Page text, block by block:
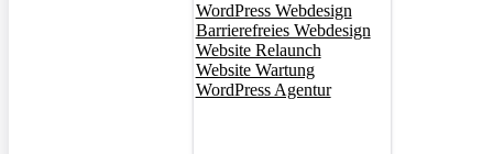
WordPress Webdesign
Barrierefreies Webdesign
Website Relaunch
Website Wartung
WordPress Agentur